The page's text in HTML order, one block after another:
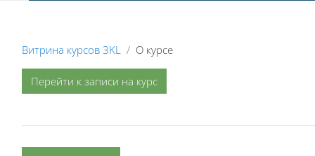
Витрина курсов 3KL О курсе
Перейти к записи на курс